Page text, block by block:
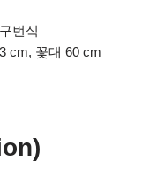
번식
cm, 꽃대 60 cm